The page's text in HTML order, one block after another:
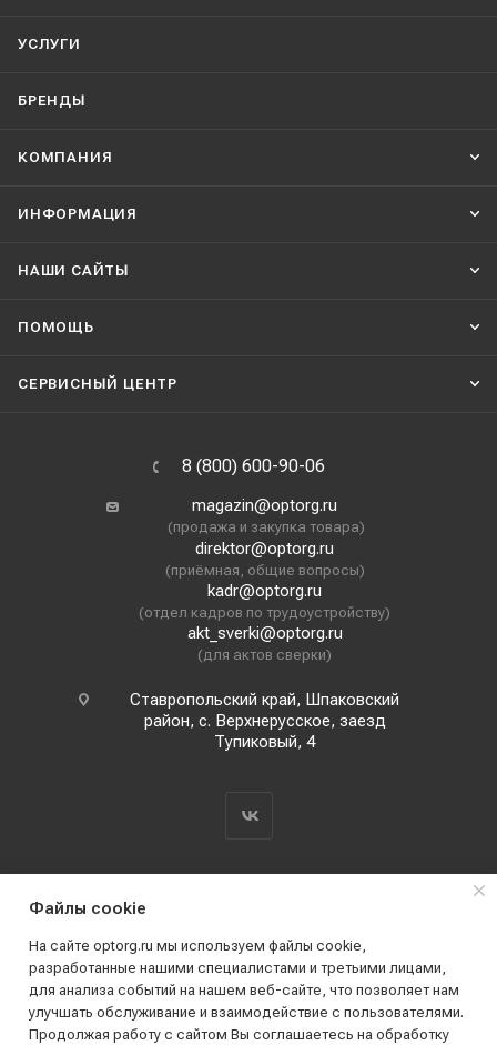
УСЛУГИ
БРЕНДЫ
КОМПАНИЯ
ИНФОРМАЦИЯ
НАШИ CАЙТЫ
ПОМОЩЬ
СЕРВИСНЫЙ ЦЕНТР
8 (800) 600-90-06
magazin@optorg.ru
(продажа и закупка товара)
direktor@optorg.ru
(приёмная, общие вопросы)
kadr@optorg.ru
(отдел кадров по трудоустройству)
akt_sverki@optorg.ru
(для актов сверки)
Ставропольский край, Шпаковский
район, с. Верхнерусское, заезд
Тупиковый, 4
2019 - 2026 © АО КПК "Ставропольстройопторг"
Все права защищены
Файлы cookie
На сайте optorg.ru мы используем файлы cookie,
разработанные нашими специалистами и третьими лицами,
для анализа событий на нашем веб-сайте, что позволяет нам
улучшать обслуживание и взаимодействие с пользователями.
Продолжая работу с сайтом Вы соглашаетесь на обработку